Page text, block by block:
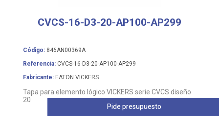
CVCS-16-D3-20-AP100-AP299
Código: 846AN00369A
Referencia: CVCS-16-D3-20-AP100-AP299
Fabricante: EATON VICKERS
Tapa para elemento lógico VICKERS serie CVCS diseño
20
Pide presupuesto